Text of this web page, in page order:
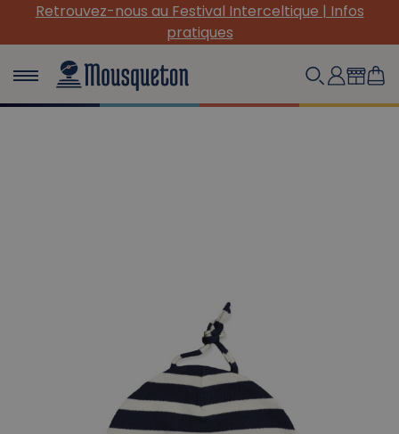
Retrouvez-nous au Festival Interceltique | Infos
pratiques